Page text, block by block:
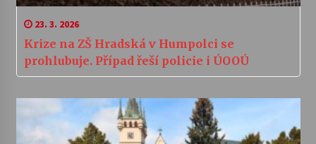
23. 3. 2026
Krize na ZŠ Hradská v Humpolci se
prohlubuje. Případ řeší policie i ÚOOÚ